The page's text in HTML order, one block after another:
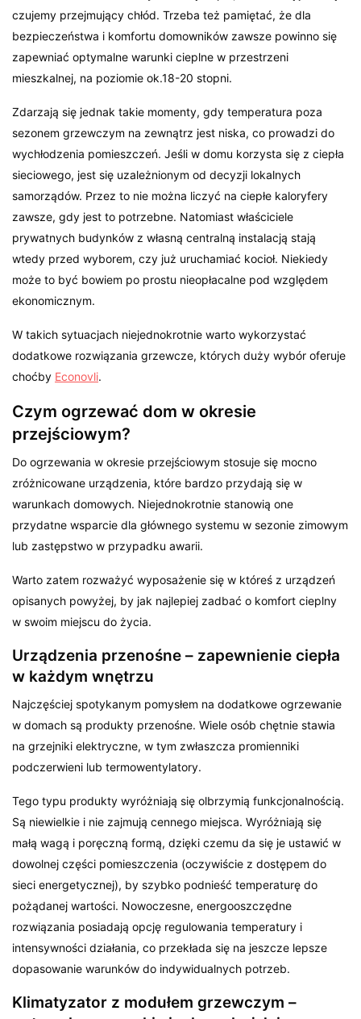
czujemy przejmujący chłód. Trzeba też pamiętać, że dla
bezpieczeństwa i komfortu domowników zawsze powinno się
zapewniać optymalne warunki cieplne w przestrzeni
mieszkalnej, na poziomie ok.18-20 stopni.
Zdarzają się jednak takie momenty, gdy temperatura poza
sezonem grzewczym na zewnątrz jest niska, co prowadzi do
wychłodzenia pomieszczeń. Jeśli w domu korzysta się z ciepła
sieciowego, jest się uzależnionym od decyzji lokalnych
samorządów. Przez to nie można liczyć na ciepłe kaloryfery
zawsze, gdy jest to potrzebne. Natomiast właściciele
prywatnych budynków z własną centralną instalacją stają
wtedy przed wyborem, czy już uruchamiać kocioł. Niekiedy
może to być bowiem po prostu nieopłacalne pod względem
ekonomicznym.
W takich sytuacjach niejednokrotnie warto wykorzystać
dodatkowe rozwiązania grzewcze, których duży wybór oferuje
choćby Econovli.
Czym ogrzewać dom w okresie
przejściowym?
Do ogrzewania w okresie przejściowym stosuje się mocno
zróżnicowane urządzenia, które bardzo przydają się w
warunkach domowych. Niejednokrotnie stanowią one
przydatne wsparcie dla głównego systemu w sezonie zimowym
lub zastępstwo w przypadku awarii.
Warto zatem rozważyć wyposażenie się w któreś z urządzeń
opisanych powyżej, by jak najlepiej zadbać o komfort cieplny
w swoim miejscu do życia.
Urządzenia przenośne – zapewnienie ciepła
w każdym wnętrzu
Najczęściej spotykanym pomysłem na dodatkowe ogrzewanie
w domach są produkty przenośne. Wiele osób chętnie stawia
na grzejniki elektryczne, w tym zwłaszcza promienniki
podczerwieni lub termowentylatory.
Tego typu produkty wyróżniają się olbrzymią funkcjonalnością.
Są niewielkie i nie zajmują cennego miejsca. Wyróżniają się
małą wagą i poręczną formą, dzięki czemu da się je ustawić w
dowolnej części pomieszczenia (oczywiście z dostępem do
sieci energetycznej), by szybko podnieść temperaturę do
pożądanej wartości. Nowoczesne, energooszczędne
rozwiązania posiadają opcję regulowania temperatury i
intensywności działania, co przekłada się na jeszcze lepsze
dopasowanie warunków do indywidualnych potrzeb.
Klimatyzator z modułem grzewczym –